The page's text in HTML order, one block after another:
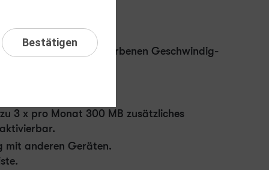
s (Upload).
und der beworbenen Geschwin­dig­
3 x pro Monat 300 MB zusätzliches
mit anderen Geräten.
Bestätigen